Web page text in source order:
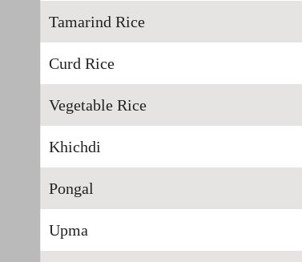
Tamarind Rice
Curd Rice
Vegetable Rice
Khichdi
Pongal
Upma